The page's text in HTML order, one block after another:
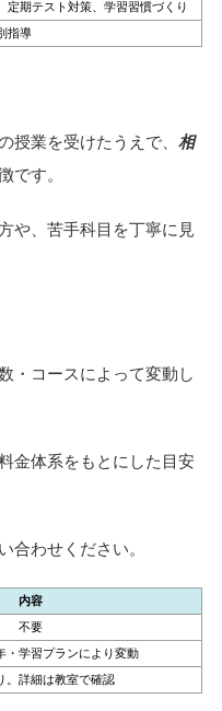
定期テスト対策、学習習慣づくり
指導
授業を受けたうえで、 相
です。
や、苦手科目を丁寧に見
・コースによって変動し
金体系をもとにした目安
合わせください。
内容
不要
・学習プランにより変動
。詳細は教室で確認